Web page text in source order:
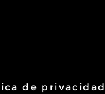
de privacidad